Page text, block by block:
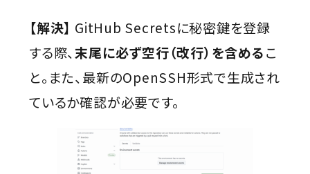
【解決】 GitHub Secretsに秘密鍵を登録
する際、末尾に必ず空行（改行）を含めるこ
と。また、最新のOpenSSH形式で生成され
ているか確認が必要です。